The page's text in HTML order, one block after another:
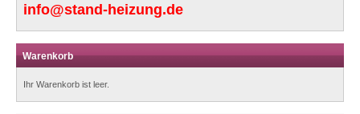
info@stand-heizung.de
Warenkorb
Ihr Warenkorb ist leer.